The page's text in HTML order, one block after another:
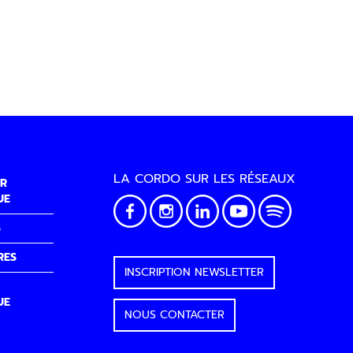
LA CORDO SUR LES RÉSEAUX
INSCRIPTION NEWSLETTER
NOUS CONTACTER